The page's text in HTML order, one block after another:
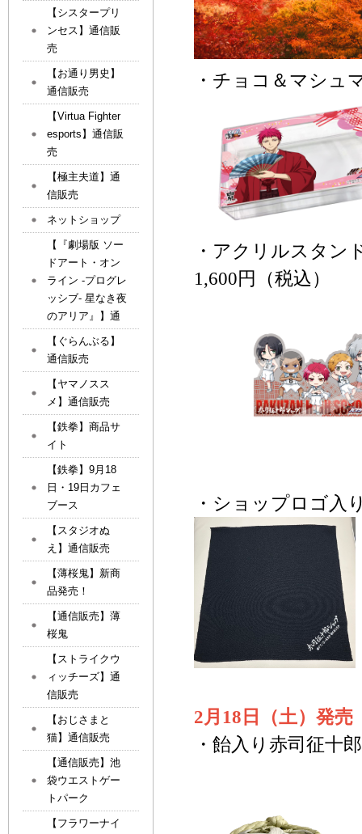
・チョコ＆マシ
・アクリルスタン
1,600円（税込）
・ショップロゴ入
2月18日（土）発売
・飴入り赤司征十
【シスタープリ
ンセス】通信販
売
【お通り男史】
通信販売
【Virtua Fighter
esports】通信販
売
【極主夫道】通
信販売
ネットショップ
【『劇場版 ソー
ドアート・オン
ライン -プログレ
ッシブ- 星なき夜
のアリア』】通
【ぐらんぶる】
通信販売
【ヤマノスス
メ】通信販売
【鉄拳】商品サ
イト
【鉄拳】9月18
日・19日カフェ
ブース
【スタジオぬ
え】通信販売
【薄桜鬼】新商
品発売！
【通信販売】薄
桜鬼
【ストライクウ
ィッチーズ】通
信販売
【おじさまと
猫】通信販売
【通信販売】池
袋ウエストゲー
トパーク
【フラワーナイ